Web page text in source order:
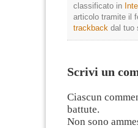
classificato in
articolo tramite il
trackback dal tuo
Scrivi un
Ciascun
battute.
Non sono